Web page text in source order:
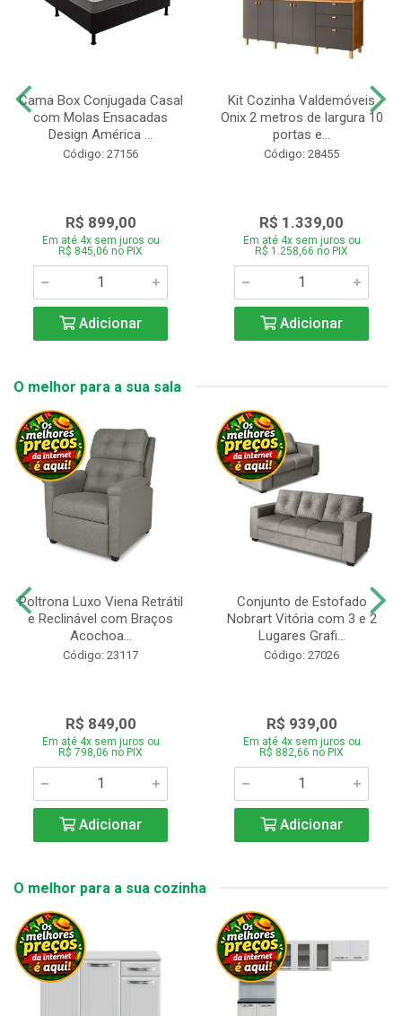
Cama Box Conjugada Casal
com Molas Ensacadas
Design América ...
Código: 27156
R$ 899,00
Em até 4x sem juros ou
R$ 845,06 no PIX
Adicionar
Kit Cozinha Valdemóveis
Onix 2 metros de largura 10
portas e...
Código: 28455
R$ 1.339,00
Em até 4x sem juros ou
R$ 1.258,66 no PIX
Adicionar
O melhor para a sua sala
Poltrona Luxo Viena Retrátil
e Reclinável com Braços
Acochoa...
Código: 23117
R$ 849,00
Em até 4x sem juros ou
R$ 798,06 no PIX
Adicionar
Conjunto de Estofado
Nobrart Vitória com 3 e 2
Lugares Grafi...
Código: 27026
R$ 939,00
Em até 4x sem juros ou
R$ 882,66 no PIX
Adicionar
O melhor para a sua cozinha